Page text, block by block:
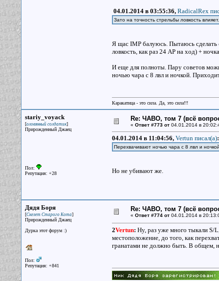
04.01.2014 в 03:55:36, RadicalRex
Зато на точность стрельбы ловкость
Я щас IMP балуюсь. Пытаюсь сделать
ловкость, как раз 24 АР на ход) +
И еще для полноты. Пару советов
ночью чара с 8 лвл и ночкой.
Каракатица - это сила. Да, это сила!!!
stariy_voyack
[оловянный солдатик]
Прирожденный Джаец
Пол:
Репутация: +28
Re: ЧАВО, том 7 (всё
« Ответ #773 от04.01.2014 в
04.01.2014 в 11:04:56, Vertun писал(a):
Перехвачивают ночью чара с 8 лвл и
Но не убивают же.
Дядя Боря
[Скелет Старого Кота]
Прирожденный Джаец
Дурка этот форум :)
Пол:
Репутация: +841
Re: ЧАВО, том 7 (всё
« Ответ #774 от04.01.2014 в
2Vertun: Ну, раз уже много тыкали S/
местоположение, до того, как
гранатами не должно быть. В общем,